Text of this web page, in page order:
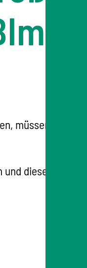
müssen Sie den
diesen